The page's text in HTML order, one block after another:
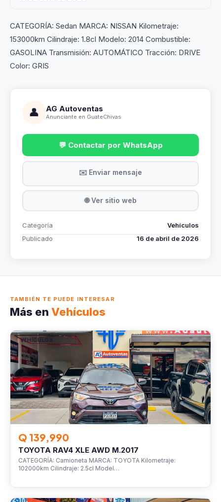
CATEGORÍA: Sedan MARCA: NISSAN Kilometraje:
153000km Cilindraje: 1.8cl Modelo: 2014 Combustible:
GASOLINA Transmisión: AUTOMÁTICO Tracción: DRIVE
Color: GRIS
👤 AG Autoventas
Anunciante en GuateChivas
💬 Contactar por WhatsApp
✉️ Enviar mensaje
🌐 Ver sitio web
Categoría
Vehículos
Publicado
16 de abril de 2026
TAMBIÉN TE PUEDE INTERESAR
Más en Vehículos
VEHÍCULOS
Q 139,990
TOYOTA RAV4 XLE AWD M.2017
CATEGORÍA: Camioneta MARCA: TOYOTA Kilometraje:
102000km Cilindraje: 2.5cl Model…